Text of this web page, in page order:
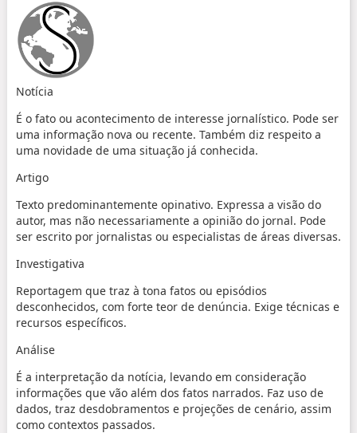
Notícia
É o fato ou acontecimento de interesse jornalístico. Pode ser
uma informação nova ou recente. Também diz respeito a
uma novidade de uma situação já conhecida.
Artigo
Texto predominantemente opinativo. Expressa a visão do
autor, mas não necessariamente a opinião do jornal. Pode
ser escrito por jornalistas ou especialistas de áreas diversas.
Investigativa
Reportagem que traz à tona fatos ou episódios
desconhecidos, com forte teor de denúncia. Exige técnicas e
recursos específicos.
Análise
É a interpretação da notícia, levando em consideração
informações que vão além dos fatos narrados. Faz uso de
dados, traz desdobramentos e projeções de cenário, assim
como contextos passados.